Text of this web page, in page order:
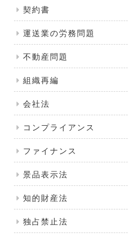
契約書
運送業の労務問題
不動産問題
組織再編
会社法
コンプライアンス
ファイナンス
景品表示法
知的財産法
独占禁止法